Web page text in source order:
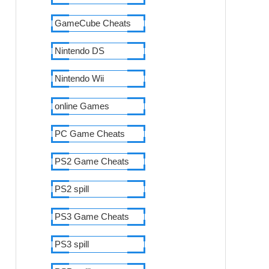
GameCube Cheats
Nintendo DS
Nintendo Wii
online Games
PC Game Cheats
PS2 Game Cheats
PS2 spill
PS3 Game Cheats
PS3 spill